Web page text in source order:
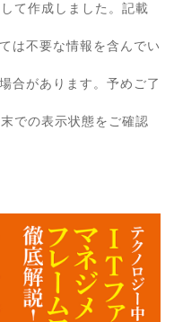
て作成しました。記載
は不要な情報を含んでい
合があります。予めご了
での表示状態をご確認